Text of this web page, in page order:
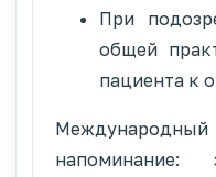
При
общей
пациента к